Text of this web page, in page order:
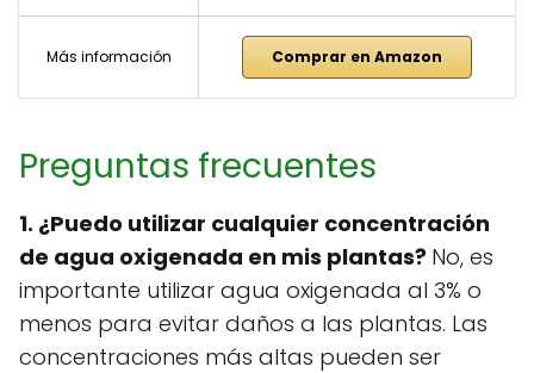
Más información Comprar en Amazon
Preguntas frecuentes
1. ¿Puedo utilizar cualquier concentración
de agua oxigenada en mis plantas? No, es
importante utilizar agua oxigenada al 3% o
menos para evitar daños a las plantas. Las
concentraciones más altas pueden ser